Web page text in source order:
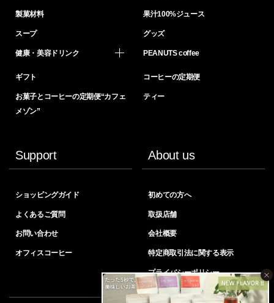
×
製菓材料 果汁100%ジュース
スープ グッズ
健康・美容ドリンク PEANUTS coffee
ギフト コーヒーの定期便
お菓子とコーヒーの定期便“カフェ
メゾン”
ティー
Support
ショッピングガイド
よくあるご質問
お問い合わせ
オフィスコーヒー
About us
初めての方へ
取扱店舗
会社概要
特定商取引法に関する表示
プライバシーポリシー